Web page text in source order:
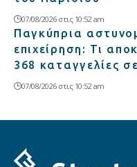
07/08/2026 στις 10:52 am
Παγκύπρια
επιχείρηση: Τι
368 καταγγελίες
07/08/2026 στις 10:52 am